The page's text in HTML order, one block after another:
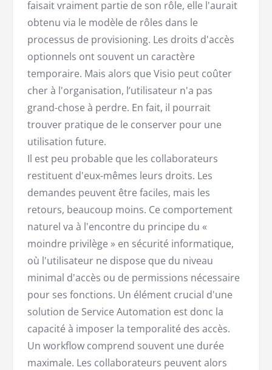
faisait vraiment partie de son rôle, elle l'aurait
obtenu via le modèle de rôles dans le
processus de provisioning. Les droits d'accès
optionnels ont souvent un caractère
temporaire. Mais alors que Visio peut coûter
cher à l'organisation, l’utilisateur n'a pas
grand-chose à perdre. En fait, il pourrait
trouver pratique de le conserver pour une
utilisation future.
Il est peu probable que les collaborateurs
restituent d'eux-mêmes leurs droits. Les
demandes peuvent être faciles, mais les
retours, beaucoup moins. Ce comportement
naturel va à l'encontre du principe du «
moindre privilège » en sécurité informatique,
où l'utilisateur ne dispose que du niveau
minimal d'accès ou de permissions nécessaire
pour ses fonctions. Un élément crucial d'une
solution de Service Automation est donc la
capacité à imposer la temporalité des accès.
Un workflow comprend souvent une durée
maximale. Les collaborateurs peuvent alors